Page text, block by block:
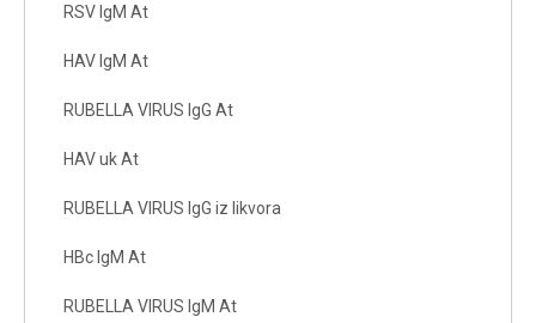
RSV IgM At
HAV IgM At
RUBELLA VIRUS IgG At
HAV uk At
RUBELLA VIRUS IgG iz likvora
HBc IgM At
RUBELLA VIRUS IgM At